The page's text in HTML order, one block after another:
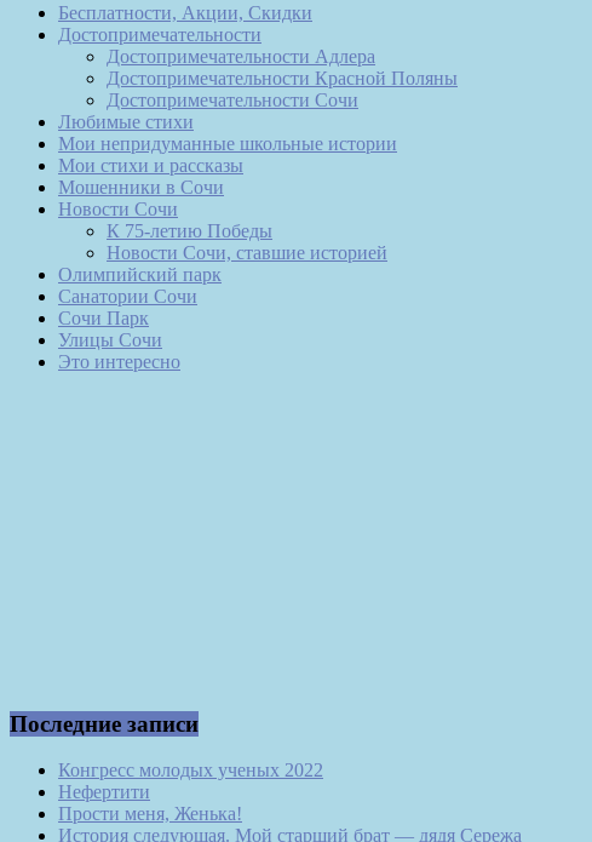
Бесплатности, Акции, Скидки
Достопримечательности
Достопримечательности Адлера
Достопримечательности Красной Поляны
Достопримечательности Сочи
Любимые стихи
Мои непридуманные школьные истории
Мои стихи и рассказы
Мошенники в Сочи
Новости Сочи
К 75-летию Победы
Новости Сочи, ставшие историей
Олимпийский парк
Санатории Сочи
Сочи Парк
Улицы Сочи
Это интересно
Последние записи
Конгресс молодых ученых 2022
Нефертити
Прости меня, Женька!
История следующая. Мой старший брат — дядя Сережа